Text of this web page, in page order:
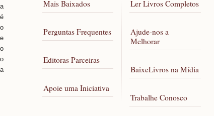
Mais Baixados
Perguntas Frequentes
Editoras Parceiras
Apoie uma Iniciativa
Ler Livros Completos
Ajude-nos a
Melhorar
BaixeLivros na Mídia
Trabalhe Conosco